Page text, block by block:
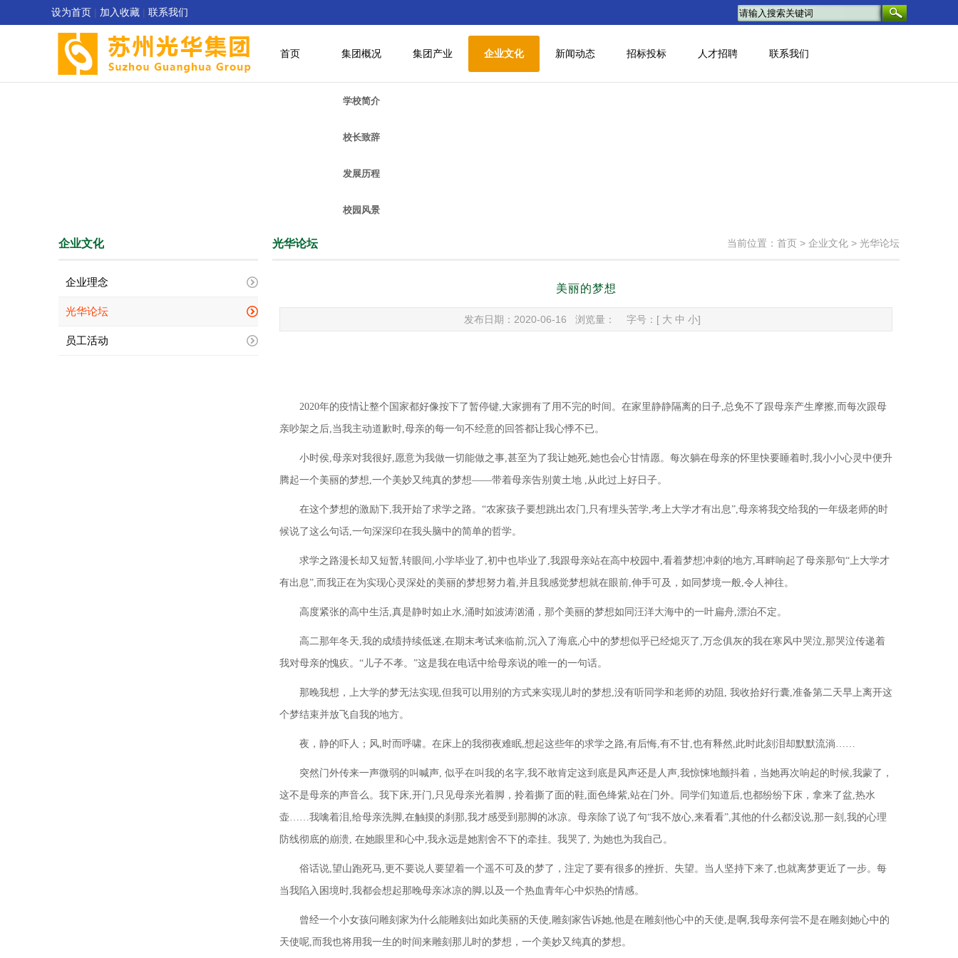
设为首页 | 加入收藏 | 联系我们
首页 集团概况
学校简介
校长致辞
发展历程
校园风景
集团产业 企业文化 新闻动态 招标投标 人才招聘 联系我们
企业文化
企业理念
光华论坛
员工活动
当前位置： 首页 > 企业文化 > 光华论坛
光华论坛
美丽的梦想
发布日期：2020-06-16 浏览量： 字号：[ 大 中 小]
2020年的疫情让整个国家都好像按下了暂停键,大家拥有了用不完的时间。在家里静静隔离的日子,总免不了跟母亲产生摩擦,而每次跟母
亲吵架之后,当我主动道歉时,母亲的每一句不经意的回答都让我心悸不已。
小时侯,母亲对我很好,愿意为我做一切能做之事,甚至为了我让她死,她也会心甘情愿。每次躺在母亲的怀里快要睡着时,我小小心灵中便升
腾起一个美丽的梦想,一个美妙又纯真的梦想——带着母亲告别黄土地 ,从此过上好日子。
在这个梦想的激励下,我开始了求学之路。“农家孩子要想跳出农门,只有埋头苦学,考上大学才有出息”,母亲将我交给我的一年级老师的时
候说了这么句话,一句深深印在我头脑中的简单的哲学。
求学之路漫长却又短暂,转眼间,小学毕业了,初中也毕业了,我跟母亲站在高中校园中,看着梦想冲刺的地方,耳畔响起了母亲那句“上大学才
有出息”,而我正在为实现心灵深处的美丽的梦想努力着,并且我感觉梦想就在眼前,伸手可及，如同梦境一般,令人神往。
高度紧张的高中生活,真是静时如止水,涌时如波涛汹涌，那个美丽的梦想如同汪洋大海中的一叶扁舟,漂泊不定。
高二那年冬天,我的成绩持续低迷,在期末考试来临前,沉入了海底,心中的梦想似乎已经熄灭了,万念俱灰的我在寒风中哭泣,那哭泣传递着
我对母亲的愧疚。“儿子不孝。”这是我在电话中给母亲说的唯一的一句话。
那晚我想，上大学的梦无法实现,但我可以用别的方式来实现儿时的梦想,没有听同学和老师的劝阻, 我收拾好行囊,准备第二天早上离开这
个梦结束并放飞自我的地方。
夜，静的吓人；风,时而呼啸。在床上的我彻夜难眠,想起这些年的求学之路,有后悔,有不甘,也有释然,此时此刻泪却默默流淌……
突然门外传来一声微弱的叫喊声, 似乎在叫我的名字,我不敢肯定这到底是风声还是人声,我惊悚地颤抖着，当她再次响起的时候,我蒙了，
这不是母亲的声音么。我下床,开门,只见母亲光着脚，拎着撕了面的鞋,面色绛紫,站在门外。同学们知道后,也都纷纷下床，拿来了盆,热水
壶……我噙着泪,给母亲洗脚,在触摸的刹那,我才感受到那脚的冰凉。母亲除了说了句“我不放心,来看看”,其他的什么都没说,那一刻,我的心理
防线彻底的崩溃, 在她眼里和心中,我永远是她割舍不下的牵挂。我哭了, 为她也为我自己。
俗话说,望山跑死马,更不要说人要望着一个遥不可及的梦了，注定了要有很多的挫折、失望。当人坚持下来了,也就离梦更近了一步。每
当我陷入困境时,我都会想起那晚母亲冰凉的脚,以及一个热血青年心中炽热的情感。
曾经一个小女孩问雕刻家为什么能雕刻出如此美丽的天使,雕刻家告诉她,他是在雕刻他心中的天使,是啊,我母亲何尝不是在雕刻她心中的
天使呢,而我也将用我一生的时间来雕刻那儿时的梦想，一个美妙又纯真的梦想。